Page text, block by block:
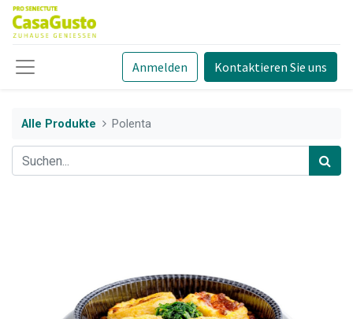
Anmelden Kontaktieren Sie uns
Alle Produkte Polenta